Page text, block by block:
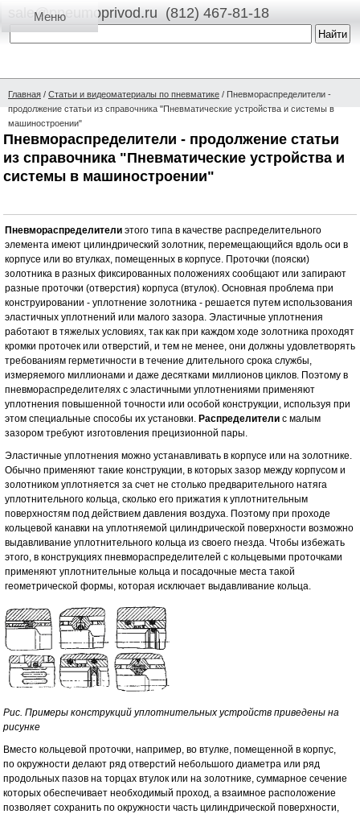
sale@pneumoprivod.ru (812) 467-81-18
Главная / Статьи и видеоматериалы по пневматике / Пневмораспределители -
продолжение статьи из справочника "Пневматические устройства и системы в
машиностроении"
Пневмораспределители - продолжение статьи
из справочника "Пневматические устройства и
системы в машиностроении"
Пневмораспределители этого типа в качестве распределительного
элемента имеют цилиндрический золотник, перемещающийся вдоль оси в
корпусе или во втулках, помещенных в корпусе. Проточки (пояски)
золотника в разных фиксированных положениях сообщают или запирают
разные проточки (отверстия) корпуса (втулок). Основная проблема при
конструировании - уплотнение золотника - решается путем использования
эластичных уплотнений или малого зазора. Эластичные уплотнения
работают в тяжелых условиях, так как при каждом ходе золотника проходят
кромки проточек или отверстий, и тем не менее, они должны удовлетворять
требованиям герметичности в течение длительного срока службы,
измеряемого миллионами и даже десятками миллионов циклов. Поэтому в
пневмораспределителях с эластичными уплотнениями применяют
уплотнения повышенной точности или особой конструкции, используя при
этом специальные способы их установки. Распределители с малым
зазором требуют изготовления прецизионной пары.
Эластичные уплотнения можно устанавливать в корпусе или на золотнике.
Обычно применяют такие конструкции, в которых зазор между корпусом и
золотником уплотняется за счет не столько предварительного натяга
уплотнительного кольца, сколько его прижатия к уплотнительным
поверхностям под действием давления воздуха. Поэтому при проходе
кольцевой канавки на уплотняемой цилиндрической поверхности возможно
выдавливание уплотнительного кольца из своего гнезда. Чтобы избежать
этого, в конструкциях пневмораспределителей с кольцевыми проточками
применяют уплотнительные кольца и посадочные места такой
геометрической формы, которая исключает выдавливание кольца.
Рис. Примеры конструкций уплотнительных устройств приведены на
рисунке
Вместо кольцевой проточки, например, во втулке, помещенной в корпус,
по окружности делают ряд отверстий небольшого диаметра или ряд
продольных пазов на торцах втулок или на золотнике, суммарное сечение
которых обеспечивает необходимый проход, а взаимное расположение
позволяет сохранить по окружности часть цилиндрической поверхности,